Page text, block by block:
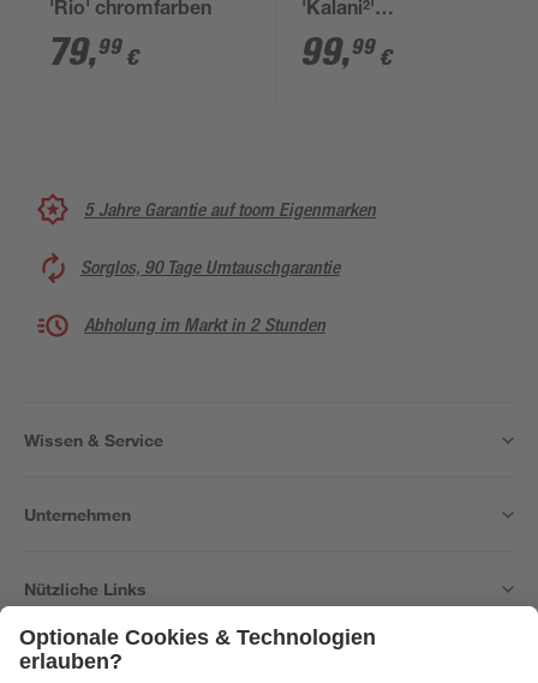
'Rio' chromfarben
79,99 €
'Kalani²'
herausziehbar
nickelfarben 43,8 cm
99,99 €
5 Jahre Garantie auf toom Eigenmarken
Sorglos, 90 Tage Umtauschgarantie
Abholung im Markt in 2 Stunden
Wissen & Service
Unternehmen
Nützliche Links